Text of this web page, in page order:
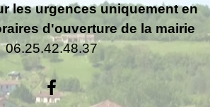
les urgences uniquement en
d'ouverture de la mairie
06.25.42.48.37